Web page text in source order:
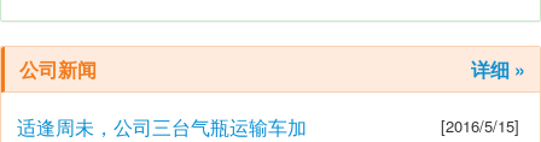
公司新闻 详细 »
适逢周未，公司三台气瓶运输车加 [2016/5/15]